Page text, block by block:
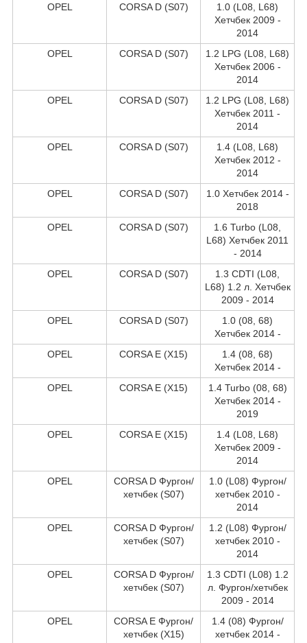
OPEL
CORSA D (S07)
1.0 (L08, L68)
Хетчбек 2009 -
2014
OPEL
CORSA D (S07)
1.2 LPG (L08, L68)
Хетчбек 2006 -
2014
OPEL
CORSA D (S07)
1.2 LPG (L08, L68)
Хетчбек 2011 -
2014
OPEL
CORSA D (S07)
1.4 (L08, L68)
Хетчбек 2012 -
2014
OPEL
CORSA D (S07)
1.0 Хетчбек 2014 -
2018
OPEL
CORSA D (S07)
1.6 Turbo (L08,
L68) Хетчбек 2011
- 2014
OPEL
CORSA D (S07)
1.3 CDTI (L08,
L68) 1.2 л. Хетчбек
2009 - 2014
OPEL
CORSA D (S07)
1.0 (08, 68)
Хетчбек 2014 -
OPEL
CORSA E (X15)
1.4 (08, 68)
Хетчбек 2014 -
OPEL
CORSA E (X15)
1.4 Turbo (08, 68)
Хетчбек 2014 -
2019
OPEL
CORSA E (X15)
1.4 (L08, L68)
Хетчбек 2009 -
2014
OPEL
CORSA D Фургон/
хетчбек (S07)
1.0 (L08) Фургон/
хетчбек 2010 -
2014
OPEL
CORSA D Фургон/
хетчбек (S07)
1.2 (L08) Фургон/
хетчбек 2010 -
2014
OPEL
CORSA D Фургон/
хетчбек (S07)
1.3 CDTI (L08) 1.2
л. Фургон/хетчбек
2009 - 2014
OPEL
CORSA E Фургон/
хетчбек (X15)
1.4 (08) Фургон/
хетчбек 2014 -